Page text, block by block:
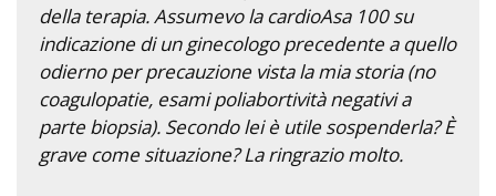
della terapia. Assumevo la cardioAsa 100 su
indicazione di un ginecologo precedente a quello
odierno per precauzione vista la mia storia (no
coagulopatie, esami poliabortività negativi a
parte biopsia). Secondo lei è utile sospenderla? È
grave come situazione? La ringrazio molto.